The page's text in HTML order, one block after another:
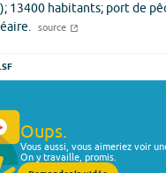
13400 habitants; port de
source
Oups.
Vous aussi, vous aimeriez voir
On y travaille, promis.